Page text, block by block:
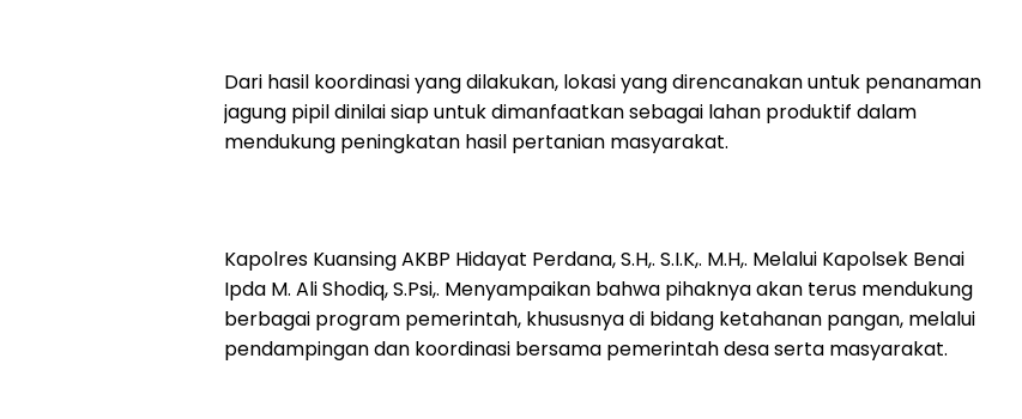
Dari hasil koordinasi yang dilakukan, lokasi yang direncanakan untuk penanaman
jagung pipil dinilai siap untuk dimanfaatkan sebagai lahan produktif dalam
mendukung peningkatan hasil pertanian masyarakat.
Kapolres Kuansing AKBP Hidayat Perdana, S.H,. S.I.K,. M.H,. Melalui Kapolsek Benai
Ipda M. Ali Shodiq, S.Psi,. Menyampaikan bahwa pihaknya akan terus mendukung
berbagai program pemerintah, khususnya di bidang ketahanan pangan, melalui
pendampingan dan koordinasi bersama pemerintah desa serta masyarakat.